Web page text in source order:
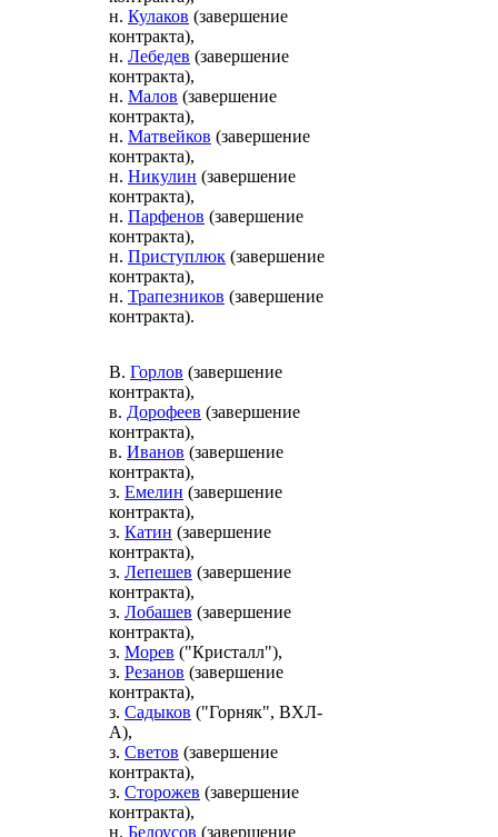
н. Кулаков (завершение
контракта),
н. Лебедев (завершение
контракта),
н. Малов (завершение
контракта),
н. Матвейков (завершение
контракта),
н. Никулин (завершение
контракта),
н. Парфенов (завершение
контракта),
н. Приступлюк (завершение
контракта),
н. Трапезников (завершение
контракта).
В. Горлов (завершение
контракта),
в. Дорофеев (завершение
контракта),
в. Иванов (завершение
контракта),
з. Емелин (завершение
контракта),
з. Катин (завершение
контракта),
з. Лепешев (завершение
контракта),
з. Лобашев (завершение
контракта),
з. Морев ("Кристалл"),
з. Резанов (завершение
контракта),
з. Садыков ("Горняк", ВХЛ-
А),
з. Светов (завершение
контракта),
з. Сторожев (завершение
контракта),
н. Белоусов (завершение